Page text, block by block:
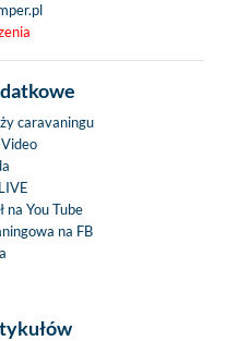
caravaningu
na You Tube
na FB